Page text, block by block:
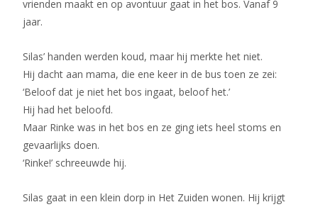
vrienden maakt en op avontuur gaat in het bos. Vanaf 9
jaar.
Silas’ handen werden koud, maar hij merkte het niet.
Hij dacht aan mama, die ene keer in de bus toen ze zei:
‘Beloof dat je niet het bos ingaat, beloof het.’
Hij had het beloofd.
Maar Rinke was in het bos en ze ging iets heel stoms en
gevaarlijks doen.
‘Rinke!’ schreeuwde hij.
Silas gaat in een klein dorp in Het Zuiden wonen. Hij krijgt